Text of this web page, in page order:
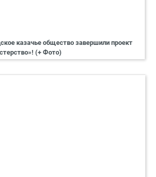
казачье общество завершили проект
(+ Фото)